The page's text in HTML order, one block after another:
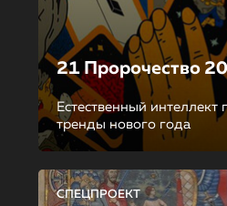
21 Пророчество
Естественный интеллект
тренды нового года
СПЕЦПРОЕКТ